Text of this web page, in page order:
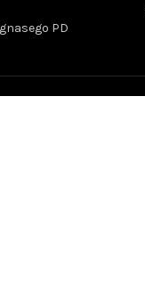
PD